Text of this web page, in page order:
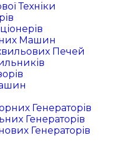
Техніки
Машин
Печей
Генераторів
Генераторів
Генераторів